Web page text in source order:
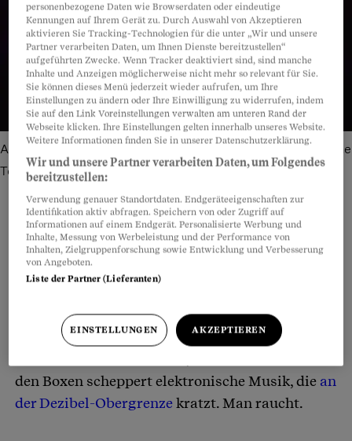
Ausgetanzt: Der Club Zukunft in Zürich hat dieses Jahr seine
Tore geschlossen.
Teilen Anhören Merken Kommentare
Berner Untergrund führen. Doch sie fühlen sich
an wie eine Zeitreise. Auf dem Dancefloor des
den Boxen scheppert elektronische Musik, die an
der Dezibel-Obergrenzekratzt. Man raucht.
personenbezogene Daten wie Browserdaten oder eindeutige
Kennungen auf Ihrem Gerät zu. Durch Auswahl von Akzeptieren
aktivieren Sie Tracking-Technologien für die unter „Wir und unsere
Partner verarbeiten Daten, um Ihnen Dienste bereitzustellen“
aufgeführten Zwecke. Wenn Tracker deaktiviert sind, sind manche
Inhalte und Anzeigen möglicherweise nicht mehr so relevant für Sie.
Sie können dieses Menü jederzeit wieder aufrufen, um Ihre
Einstellungen zu ändern oder Ihre Einwilligung zu widerrufen, indem
Sie auf den Link Voreinstellungen verwalten am unteren Rand der
Webseite klicken. Ihre Einstellungen gelten innerhalb unseres Website.
Weitere Informationen finden Sie in unserer Datenschutzerklärung.
Wir und unsere Partner verarbeiten Daten, um Folgendes
bereitzustellen:
Verwendung genauer Standortdaten. Endgeräteeigenschaften zur
Identifikation aktiv abfragen. Speichern von oder Zugriff auf
Informationen auf einem Endgerät. Personalisierte Werbung und
Inhalte, Messung von Werbeleistung und der Performance von
Inhalten, Zielgruppenforschung sowie Entwicklung und Verbesserung
von Angeboten.
Liste der Partner (Lieferanten)
EINSTELLUNGEN AKZEPTIEREN